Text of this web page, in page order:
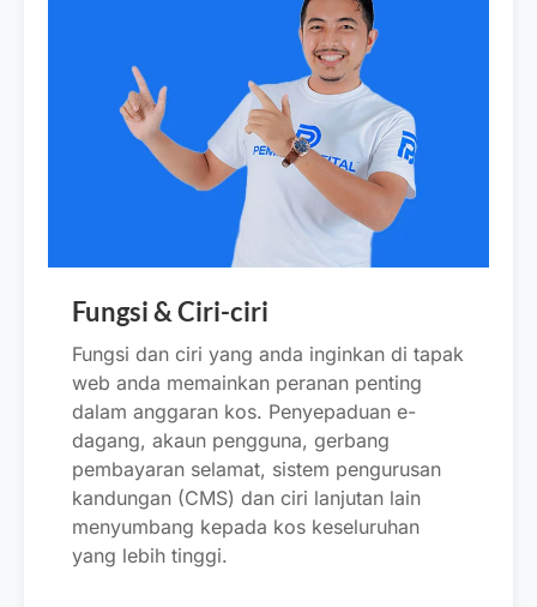
Fungsi & Ciri-ciri
Fungsi dan ciri yang anda inginkan di tapak
web anda memainkan peranan penting
dalam anggaran kos. Penyepaduan e-
dagang, akaun pengguna, gerbang
pembayaran selamat, sistem pengurusan
kandungan (CMS) dan ciri lanjutan lain
menyumbang kepada kos keseluruhan
yang lebih tinggi.